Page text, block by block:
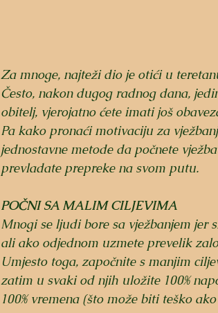
Za mnoge, najteži dio je otići u
Često, nakon dugog radnog dana,
obitelj, vjerojatno ćete imati još
Pa kako pronaći motivaciju za
jednostavne metode da počnete
prevladate prepreke na svom putu.
POČNI SA MALIM CILJEVIMA
Mnogi se ljudi bore sa vježbanjem jer
ali ako odjednom uzmete prevelik
Umjesto toga, započnite s manjim
zatim u svaki od njih uložite 100%
100% vremena (što može biti teško